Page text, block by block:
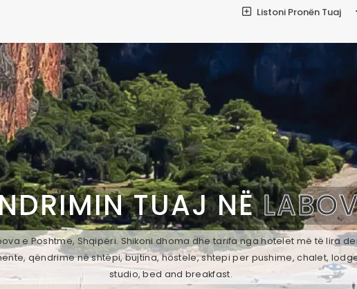
Listoni Pronën Tuaj
TUAJ NË
e Poshtme, Shqipëri. Shikoni dhoma dhe tarifa nga hotelet më të lira
qëndrime në shtëpi, bujtina, hostele, shtepi per pushime, chalet,
studio, bed and breakfast.